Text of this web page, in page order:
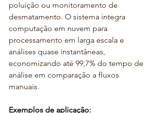
poluição ou monitoramento de
desmatamento. O sistema integra
computação em nuvem para
processamento em larga escala e
análises quase instantâneas,
economizando até 99,7% do tempo de
análise em comparação a fluxos
manuais.
Exemplos de aplicação: